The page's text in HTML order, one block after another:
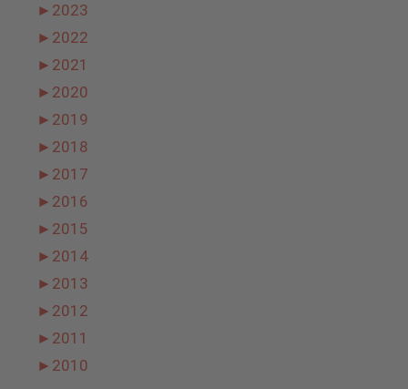
► 2023
► 2022
► 2021
► 2020
► 2019
► 2018
► 2017
► 2016
► 2015
► 2014
► 2013
► 2012
► 2011
► 2010